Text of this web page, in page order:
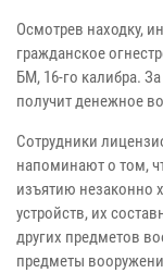
Осмотрев находку,
гражданское
БМ, 16-го калибра.
получит денежное
Сотрудники
напоминают о том,
изъятию незаконно
устройств, их
других предметов
предметы